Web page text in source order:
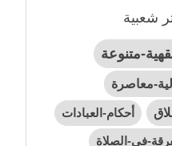
شعبية
متنوعة
معاصرة
أحكام-العبادات
في-الصلاة